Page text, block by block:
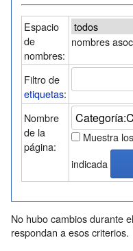
Espacio
de
nombres:
nombres
Filtro de
etiquetas:
Nombre
de la
página:
Muestra
indicada
No hubo cambios durante
respondan a esos criterios.